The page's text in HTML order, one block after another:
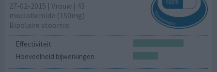
27-02-2015 | Vrouw | 43
moclobemide (150mg)
Bipolaire stoornis
Effectiviteit
Hoeveelheid bijwerkingen